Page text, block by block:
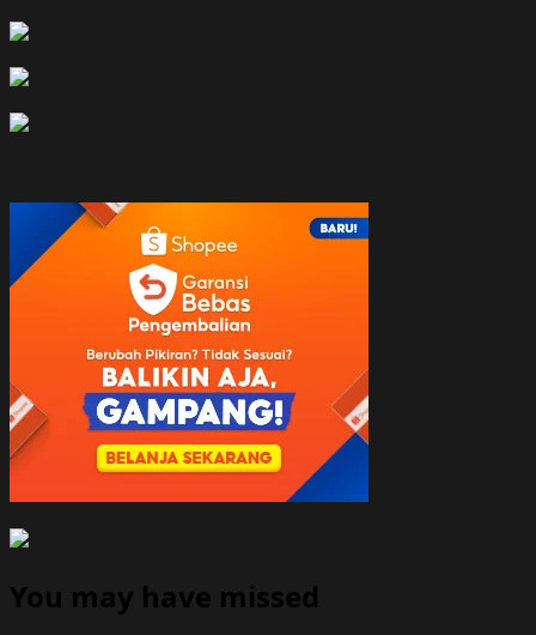
You may have missed